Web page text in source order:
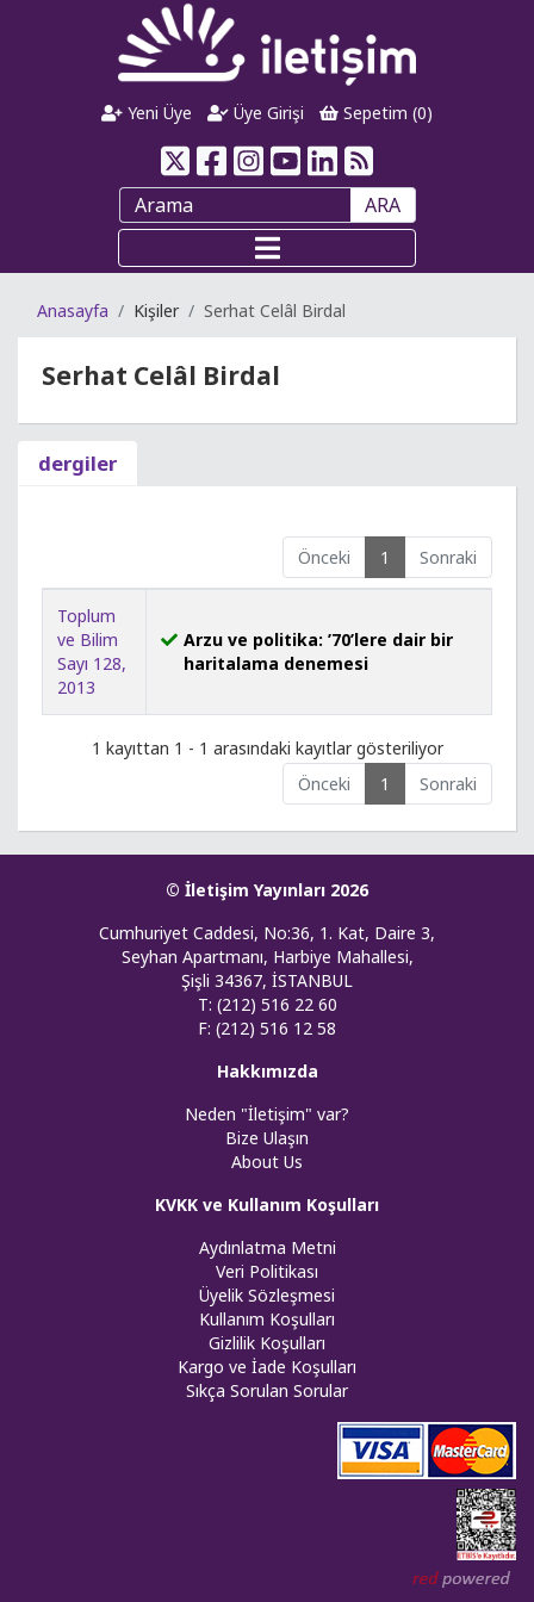
Yeni Üye Üye Girişi Sepetim (0)
ARA
Anasayfa Kişiler Serhat Celâl Birdal
Serhat Celâl Birdal
dergiler
Önceki 1 Sonraki
Toplum
ve Bilim
Sayı 128,
2013
Arzu ve politika: ’70’lere dair bir
haritalama denemesi
1 kayıttan 1 - 1 arasındaki kayıtlar gösteriliyor
Önceki
1 Sonraki
© İletişim Yayınları 2026
Cumhuriyet Caddesi, No:36, 1. Kat, Daire 3,
Seyhan Apartmanı, Harbiye Mahallesi,
Şişli 34367, İSTANBUL
T: (212) 516 22 60
F: (212) 516 12 58
Hakkımızda
Neden "İletişim" var?
Bize Ulaşın
About Us
KVKK ve Kullanım Koşulları
Aydınlatma Metni
Veri Politikası
Üyelik Sözleşmesi
Kullanım Koşulları
Gizlilik Koşulları
Kargo ve İade Koşulları
Sıkça Sorulan Sorular
Web